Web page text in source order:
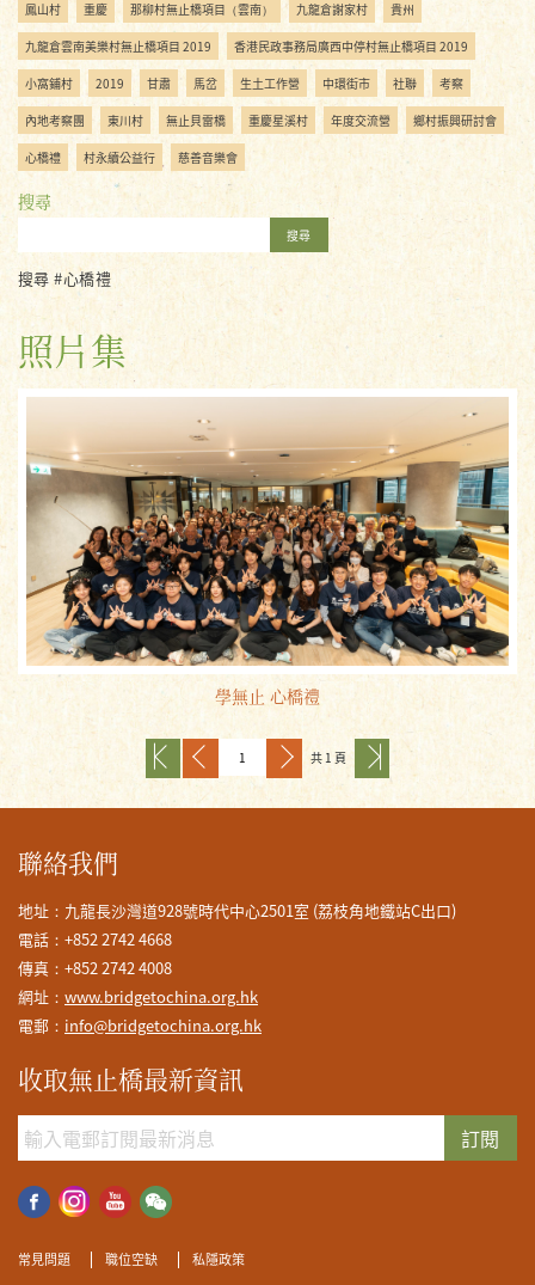
鳳山村 重慶 那柳村無止橋項目（雲南） 九龍倉謝家村 貴州
九龍倉雲南美樂村無止橋項目 2019 香港民政事務局廣西中停村無止橋項目 2019
小窩鋪村 2019 甘肅 馬岔 生土工作營 中環街市 社聯 考察
內地考察團 東川村 無止貝雷橋 重慶星溪村 年度交流營 鄉村振興研討會
心橋禮 村永續公益行 慈善音樂會
搜尋
搜尋
搜尋 #心橋禮
照片集
學無止 心橋禮
學無止 心橋禮
共 1 頁
聯絡我們
地址：九龍長沙灣道928號時代中心2501室 (荔枝角地鐵站C出口)
電話：+852 2742 4668
傳真：+852 2742 4008
網址： www.bridgetochina.org.hk
電郵： info@bridgetochina.org.hk
收取無止橋最新資訊
訂閱
常見問題 職位空缺 私隱政策